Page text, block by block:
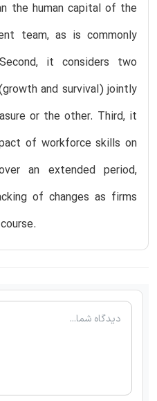
the human capital of the
team, as is commonly
it considers two
and survival) jointly
or the other. Third, it
of workforce skills on
an extended period,
of changes as firms